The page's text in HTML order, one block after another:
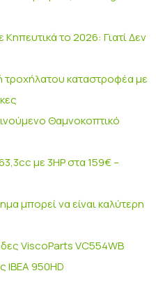
το 2026: Γιατί Δεν
τροχήλατου καταστροφέα με
Θαμνοκοπτικό
με 3HP στα 159€ –
μπορεί να είναι καλύτερη
ViscoParts VC554WB
IBEA 950HD